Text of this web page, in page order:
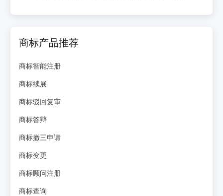
商标产品推荐
商标智能注册
商标续展
商标驳回复审
商标答辩
商标撤三申请
商标变更
商标顾问注册
商标查询